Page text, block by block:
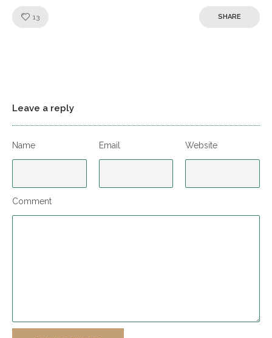
13 SHARE
Leave a reply
Name Email Website
Comment